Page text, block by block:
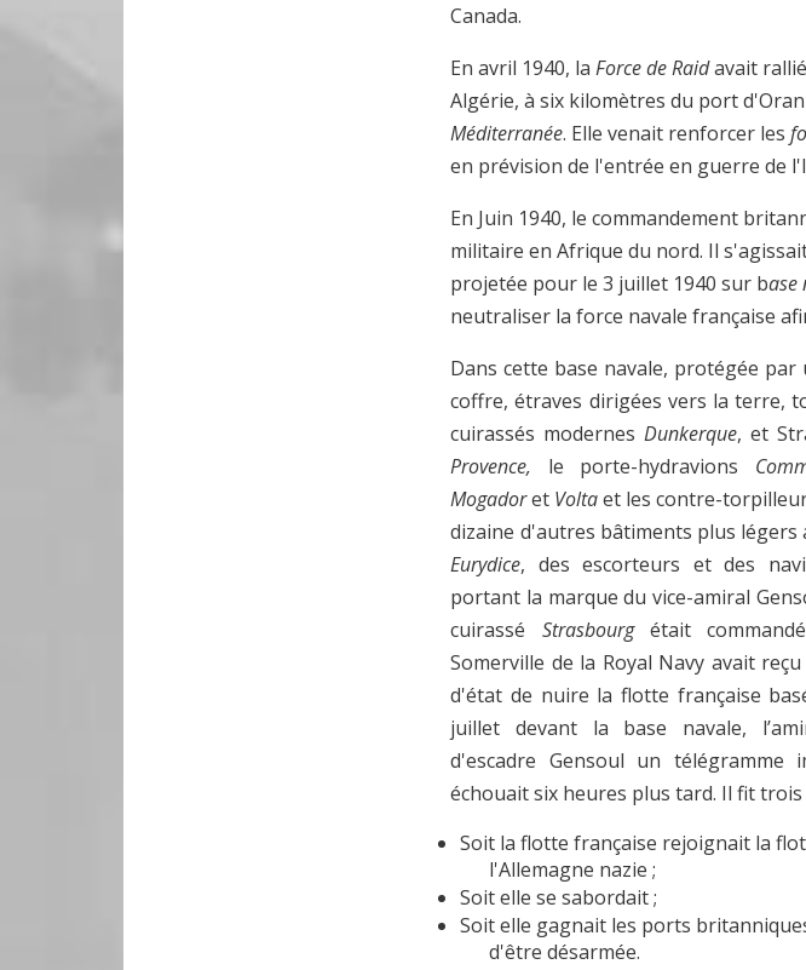
Canada.
En avril 1940, laForce de Raidavait
Algérie, à six kilomètres du port
Méditerranée. Elle venait renforcer les
en prévision de l'entrée en guerre de
En Juin 1940, le commandement
militaire en Afrique du nord. Il
projetée pour le 3 juillet 1940 sur base
neutraliser la force navale française
Dans cette base navale, protégée
coffre, étraves dirigées vers la terre,
cuirassés modernesDunkerque, et
Provence, le porte-hydravions
Mogadoret Voltaet les contre-
dizaine d'autres bâtiments plus légers
Eurydice, des escorteurs et des
portant la marque du vice-amiral
cuirassé Strasbourgétait
Somerville de la Royal Navy avait
d'état de nuire la flotte française
juillet devant la base navale,
d'escadre Gensoul un
échouait six heures plus tard. Il fit
Soit la flotte française rejoignait la
l'Allemagne nazie ;
Soit elle se sabordait ;
Soit elle gagnait les ports
d'être désarmée.